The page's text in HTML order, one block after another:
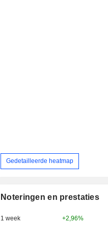
Gedetailleerde heatmap
Noteringen en prestaties
1 week +2,96%